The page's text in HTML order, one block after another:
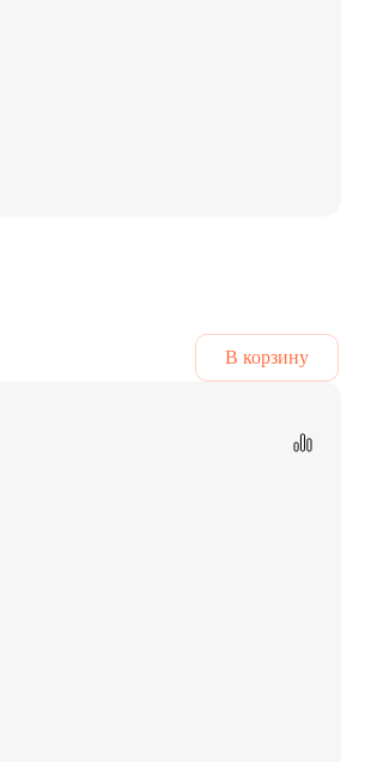
В корзину